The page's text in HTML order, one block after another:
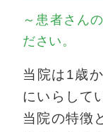
～患者さん
ださい。
当院は1歳
にいらして
当院の特徴